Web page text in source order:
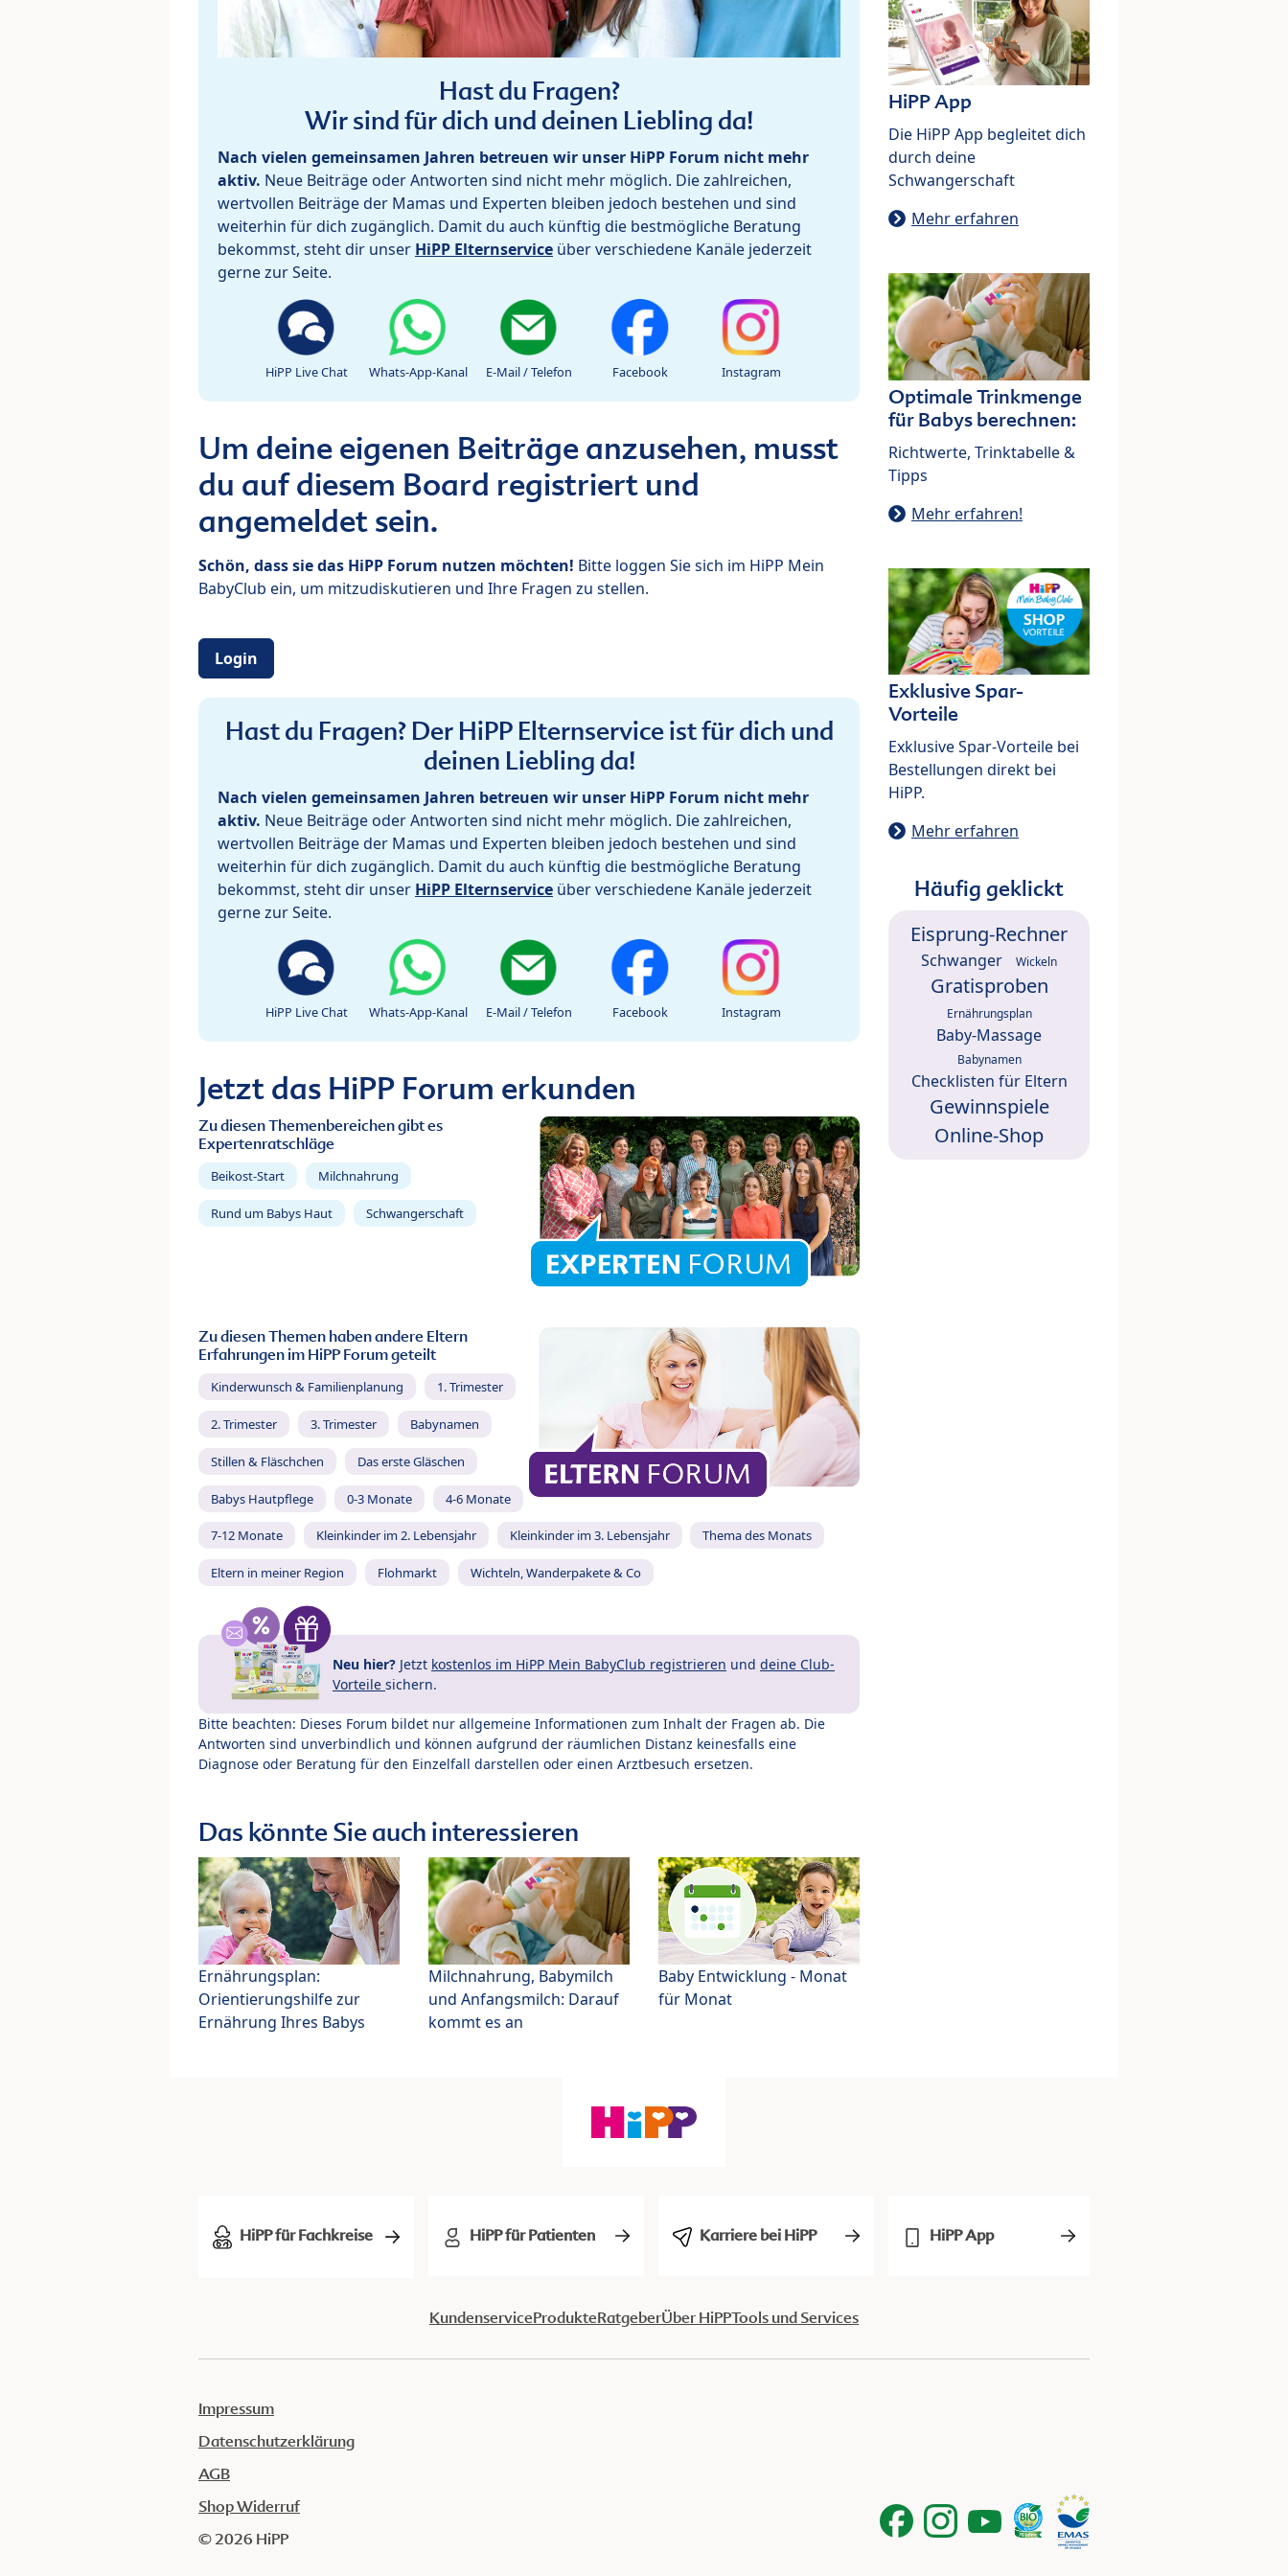
Hast du Fragen?
Wir sind für dich und deinen Liebling da!
Nach vielen gemeinsamen Jahren betreuen wir unser HiPP Forum nicht mehr
aktiv. Neue Beiträge oder Antworten sind nicht mehr möglich. Die zahlreichen,
wertvollen Beiträge der Mamas und Experten bleiben jedoch bestehen und sind
weiterhin für dich zugänglich. Damit du auch künftig die bestmögliche Beratung
bekommst, steht dir unser HiPP Elternservice über verschiedene Kanäle jederzeit
gerne zur Seite.
HiPP Live Chat Whats-App-Kanal E-Mail / Telefon Facebook Instagram
Um deine eigenen Beiträge anzusehen, musst
du auf diesem Board registriert und
angemeldet sein.
Schön, dass sie das HiPP Forum nutzen möchten! Bitte loggen Sie sich im HiPP Mein
BabyClub ein, um mitzudiskutieren und Ihre Fragen zu stellen.
Login
Hast du Fragen? Der HiPP Elternservice ist für dich und
deinen Liebling da!
Nach vielen gemeinsamen Jahren betreuen wir unser HiPP Forum nicht mehr
aktiv. Neue Beiträge oder Antworten sind nicht mehr möglich. Die zahlreichen,
wertvollen Beiträge der Mamas und Experten bleiben jedoch bestehen und sind
weiterhin für dich zugänglich. Damit du auch künftig die bestmögliche Beratung
bekommst, steht dir unser HiPP Elternservice über verschiedene Kanäle jederzeit
gerne zur Seite.
HiPP Live Chat Whats-App-Kanal E-Mail / Telefon Facebook Instagram
Jetzt das HiPP Forum erkunden
Zu diesen Themenbereichen gibt es
Expertenratschläge
Beikost-Start Milchnahrung
Rund um Babys Haut Schwangerschaft
Zu diesen Themen haben andere Eltern
Erfahrungen im HiPP Forum geteilt
Kinderwunsch & Familienplanung 1. Trimester
2. Trimester 3. Trimester Babynamen
Stillen & Fläschchen Das erste Gläschen
Babys Hautpflege 0-3 Monate 4-6 Monate
7-12 Monate Kleinkinder im 2. Lebensjahr Kleinkinder im 3. Lebensjahr Thema des Monats
Eltern in meiner Region Flohmarkt Wichteln, Wanderpakete & Co
Neu hier? Jetzt kostenlos im HiPP Mein BabyClub registrieren und deine Club-
Vorteile sichern.
Bitte beachten: Dieses Forum bildet nur allgemeine Informationen zum Inhalt der Fragen ab. Die
Antworten sind unverbindlich und können aufgrund der räumlichen Distanz keinesfalls eine
Diagnose oder Beratung für den Einzelfall darstellen oder einen Arztbesuch ersetzen.
Das könnte Sie auch interessieren
Ernährungsplan:
Orientierungshilfe zur
Ernährung Ihres Babys
Milchnahrung, Babymilch
und Anfangsmilch: Darauf
kommt es an
Baby Entwicklung - Monat
für Monat
HiPP App
Die HiPP App begleitet dich
durch deine
Schwangerschaft
Mehr erfahren
Optimale Trinkmenge
für Babys berechnen:
Richtwerte, Trinktabelle &
Tipps
Mehr erfahren!
Exklusive Spar-
Vorteile
Exklusive Spar-Vorteile bei
Bestellungen direkt bei
HiPP.
Mehr erfahren
Häufig geklickt
Eisprung-Rechner
Schwanger Wickeln
Gratisproben
Ernährungsplan
Baby-Massage
Babynamen
Checklisten für Eltern
Gewinnspiele
Online-Shop
HiPP für Fachkreise HiPP für Patienten Karriere bei HiPP HiPP App
KundenserviceProdukteRatgeberÜber HiPPTools und Services
Impressum
Datenschutzerklärung
AGB
Shop Widerruf
© 2026 HiPP